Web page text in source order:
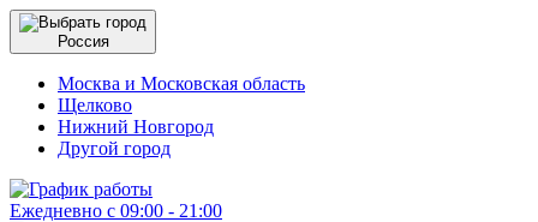
Россия
Москва и Московская область
Щелково
Нижний Новгород
Другой город
Ежедневно с 09:00 - 21:00